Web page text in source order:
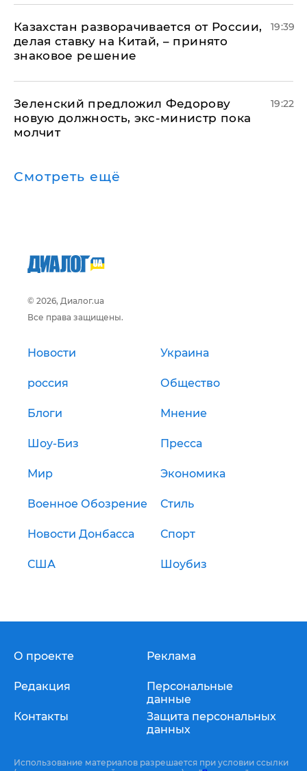
Казахстан разворачивается от России,
делая ставку на Китай, – принято
знаковое решение
19:39
Зеленский предложил Федорову
новую должность, экс-министр пока
молчит
19:22
Смотреть ещё
© 2026, Диалог.ua
Все права защищены.
Новости Украина
россия Общество
Блоги Мнение
Шоу-Биз Пресса
Мир Экономика
Военное Обозрение Стиль
Новости Донбасса Спорт
США Шоубиз
О проекте
Редакция
Контакты
Реклама
Персональные
данные
Защита персональных
данных
Использование материалов разрешается при условии ссылки